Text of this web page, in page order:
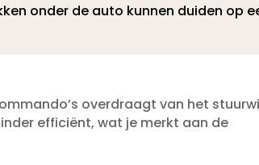
onder de auto kunnen duiden op
overdraagt van het
efficiënt, wat je merkt aan de